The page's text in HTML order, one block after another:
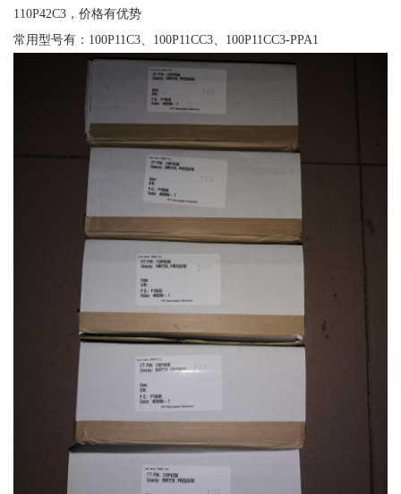
110P42C3，价格有优势
常用型号有：100P11C3、100P11CC3、100P11CC3-PPA1